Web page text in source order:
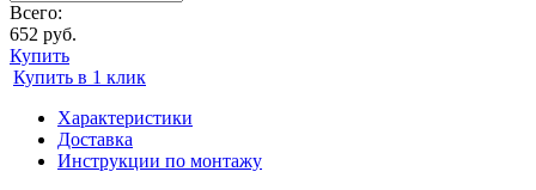
Всего:
652 руб.
Купить
Купить в 1 клик
Характеристики
Доставка
Инструкции по монтажу